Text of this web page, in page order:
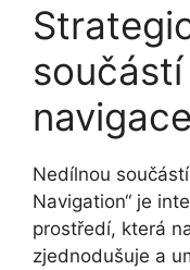
navigace
Nedílnou
Navigation“ je
prostředí, která
zjednodušuje a